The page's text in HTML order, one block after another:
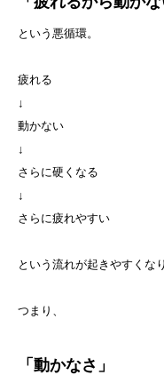
という悪循環。
疲れる
↓
動かない
↓
さらに硬くなる
↓
さらに疲れやすい
という流れが起きやすくな
つまり、
「動かなさ」